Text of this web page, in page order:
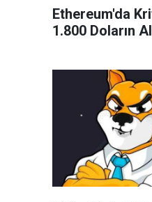
Ethereum'da
1.800 Doların